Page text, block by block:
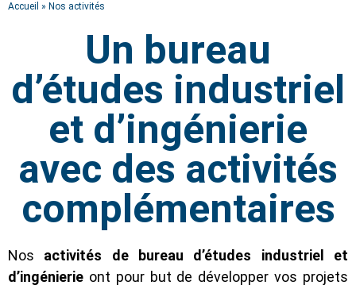
Bureau d'études
Ingénierie | Développement produit |
Outillage
Accueil » Nos activités
Un bureau
d’études industriel
et d’ingénierie
avec des activités
complémentaires
Nos activités de bureau d’études industriel et
d’ingénierie ont pour but de développer vos projets